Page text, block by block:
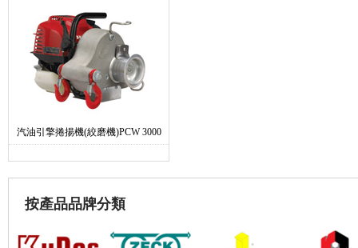
汽油引擎捲揚機(絞磨機)PCW 3000
按產品品牌分類